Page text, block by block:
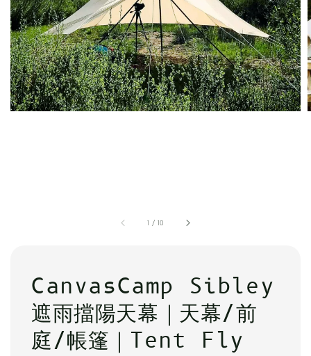
1 /10
CanvasCamp Sibley
遮雨擋陽天幕｜天幕/前
庭/帳篷｜Tent Fly